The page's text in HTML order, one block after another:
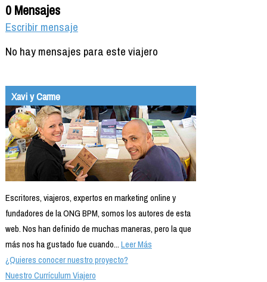
0 Mensajes
Escribir mensaje
No hay mensajes para este viajero
Xavi y Carme
Escritores, viajeros, expertos en marketing online y
fundadores de la ONG BPM, somos los autores de esta
web. Nos han definido de muchas maneras, pero la que
más nos ha gustado fue cuando...Leer Más
¿Quieres conocer nuestro proyecto?
Nuestro Currículum Viajero